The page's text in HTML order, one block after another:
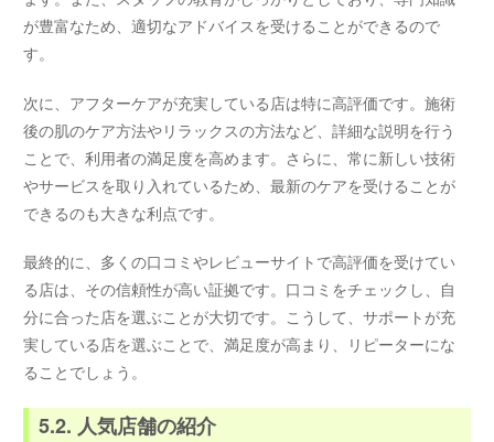
が豊富なため、適切なアドバイスを受けることができるので
す。
次に、アフターケアが充実している店は特に高評価です。施術
後の肌のケア方法やリラックスの方法など、詳細な説明を行う
ことで、利用者の満足度を高めます。さらに、常に新しい技術
やサービスを取り入れているため、最新のケアを受けることが
できるのも大きな利点です。
最終的に、多くの口コミやレビューサイトで高評価を受けてい
る店は、その信頼性が高い証拠です。口コミをチェックし、自
分に合った店を選ぶことが大切です。こうして、サポートが充
実している店を選ぶことで、満足度が高まり、リピーターにな
ることでしょう。
5.2. 人気店舗の紹介